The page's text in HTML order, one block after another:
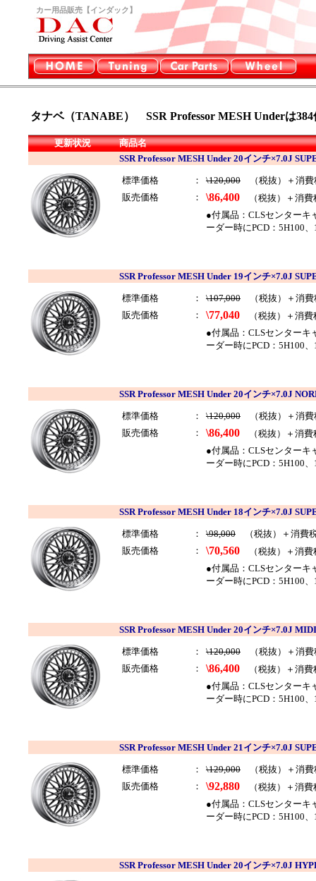
カー用品販売【インダック】
タナベ（TANABE） SSR Professor MESH Underは384
更新状況
商品名
SSR Professor MESH Under 20インチ×7.0J
標準価格 ： \120,000 （税抜）＋消費
販売価格
： \86,400 （税抜）＋消費
●付属品：CLSセンター
ーダー時にPCD：5H100
SSR Professor MESH Under 19インチ×7.0J
標準価格 ： \107,000 （税抜）＋消費
販売価格
： \77,040 （税抜）＋消費
●付属品：CLSセンター
ーダー時にPCD：5H100
SSR Professor MESH Under 20インチ×7.0J
標準価格 ： \120,000 （税抜）＋消費
販売価格
： \86,400 （税抜）＋消費
●付属品：CLSセンター
ーダー時にPCD：5H100
SSR Professor MESH Under 18インチ×7.0J
標準価格 ： \98,000 （税抜）＋消費
販売価格
： \70,560 （税抜）＋消費
●付属品：CLSセンター
ーダー時にPCD：5H100
SSR Professor MESH Under 20インチ×7.0J
標準価格 ： \120,000 （税抜）＋消費
販売価格
： \86,400 （税抜）＋消費
●付属品：CLSセンター
ーダー時にPCD：5H100
SSR Professor MESH Under 21インチ×7.0J
標準価格 ： \129,000 （税抜）＋消費
販売価格
： \92,880 （税抜）＋消費
●付属品：CLSセンター
ーダー時にPCD：5H100
SSR Professor MESH Under 20インチ×7.0J